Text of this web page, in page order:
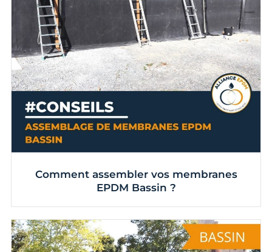
Comment assembler vos membranes
EPDM Bassin ?